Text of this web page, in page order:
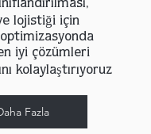
lojistiği için
iyi çözümleri
kolaylaştırıyoruz
Fazla